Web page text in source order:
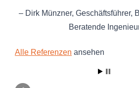
Dirk Münzner Geschäftsführer
Beratende
Alle Referenzen ansehen